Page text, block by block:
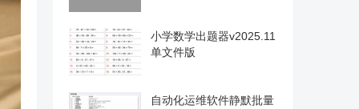
小学数学出题器v2025.11
单文件版
自动化运维软件静默批量